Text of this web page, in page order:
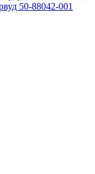
50-88042-001